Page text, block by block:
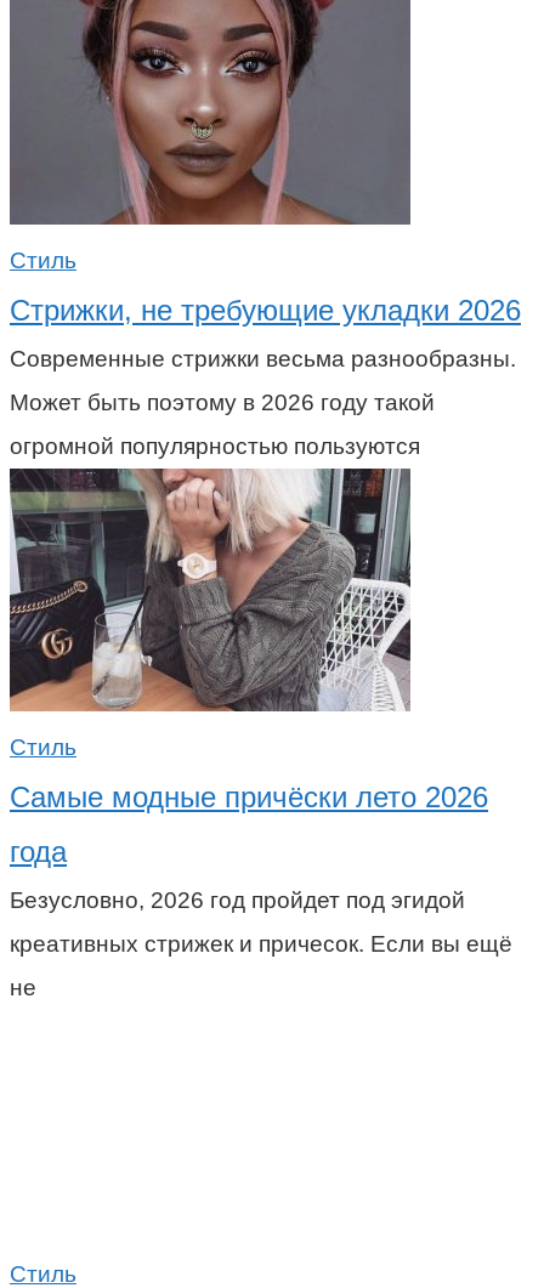
Стиль
Стрижки, не требующие укладки 2026
Современные стрижки весьма разнообразны.
Может быть поэтому в 2026 году такой
огромной популярностью пользуются
Стиль
Самые модные причёски лето 2026
года
Безусловно, 2026 год пройдет под эгидой
креативных стрижек и причесок. Если вы ещё
не
Стиль